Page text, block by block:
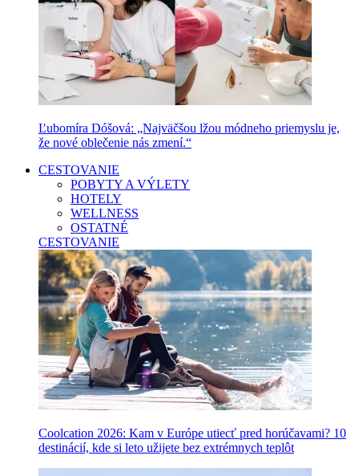
Ľubomíra Dóšová: „Najväčšou lžou módneho priemyslu je,
že nové oblečenie nás zmení.“
CESTOVANIE
POBYTY A VÝLETY
HOTELY
WELLNESS
OSTATNÉ
CESTOVANIE
Coolcation 2026: Kam v Európe utiecť pred horúčavami? 10
destinácií, kde si leto užijete bez extrémnych teplôt